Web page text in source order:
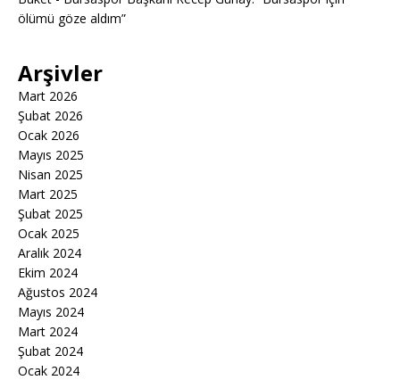
ölümü göze aldım”
Arşivler
Mart 2026
Şubat 2026
Ocak 2026
Mayıs 2025
Nisan 2025
Mart 2025
Şubat 2025
Ocak 2025
Aralık 2024
Ekim 2024
Ağustos 2024
Mayıs 2024
Mart 2024
Şubat 2024
Ocak 2024